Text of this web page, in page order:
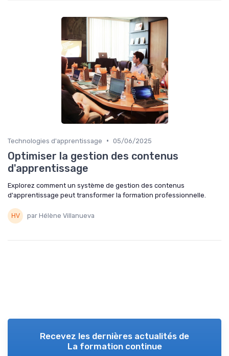
Technologies d'apprentissage • 05/06/2025
Optimiser la gestion des contenus
d'apprentissage
Explorez comment un système de gestion des contenus
d'apprentissage peut transformer la formation professionnelle.
par Hélène Villanueva
Recevez les dernières actualités de
La formation continue